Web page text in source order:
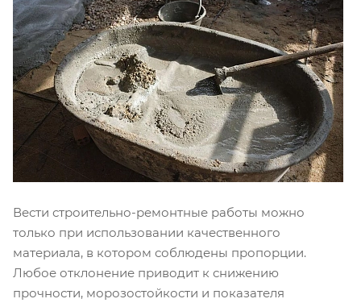
Вести строительно-ремонтные работы можно
только при использовании качественного
материала, в котором соблюдены пропорции.
Любое отклонение приводит к снижению
прочности, морозостойкости и показателя